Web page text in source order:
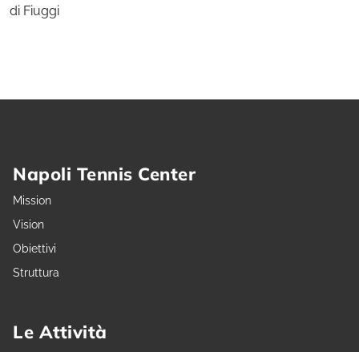
di Fiuggi
Napoli Tennis Center
Mission
Vision
Obiettivi
Struttura
Le Attività